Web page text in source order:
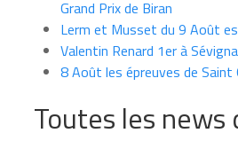
Grand Prix de Biran
Lerm et Musset du 9 Août
Valentin Renard 1er à
8 Août les épreuves de Saint
Toutes les news